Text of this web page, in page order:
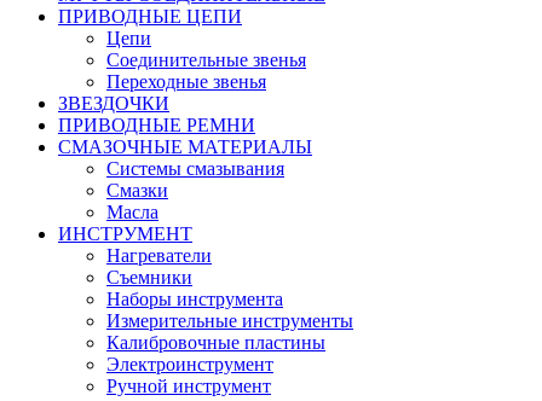
ПРИВОДНЫЕ ЦЕПИ
Цепи
Соединительные звенья
Переходные звенья
ЗВЕЗДОЧКИ
ПРИВОДНЫЕ РЕМНИ
СМАЗОЧНЫЕ МАТЕРИАЛЫ
Системы смазывания
Смазки
Масла
ИНСТРУМЕНТ
Нагреватели
Съемники
Наборы инструмента
Измерительные инструменты
Калибровочные пластины
Электроинструмент
Ручной инструмент